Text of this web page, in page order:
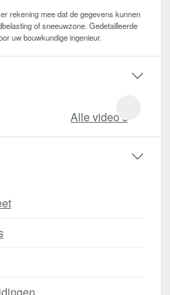
rekening mee dat de gegevens kunnen
of sneeuwzone. Gedetailleerde
uw bouwkundige ingenieur.
Alle video‘s